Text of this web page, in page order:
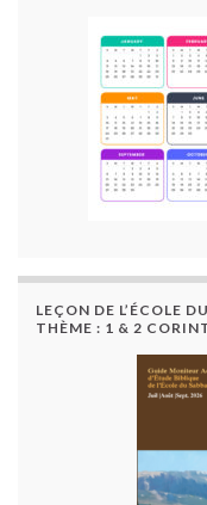
LEÇON DE L’ÉCOLE
THÈME : 1 & 2